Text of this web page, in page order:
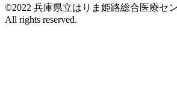
©2022 兵庫県立はりま姫路総合医療セ
All rights reserved.